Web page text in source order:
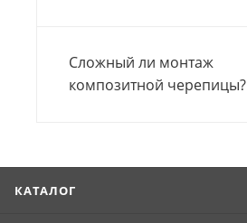
Сложный ли монтаж
композитной черепицы?
КАТАЛОГ